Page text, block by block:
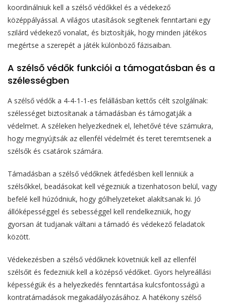
koordinálniuk kell a szélső védőkkel és a védekező
középpályással. A világos utasítások segítenek fenntartani egy
szilárd védekező vonalat, és biztosítják, hogy minden játékos
megértse a szerepét a játék különböző fázisaiban.
A szélső védők funkciói a támogatásban és a
szélességben
A szélső védők a 4-4-1-1-es felállásban kettős célt szolgálnak:
szélességet biztosítanak a támadásban és támogatják a
védelmet. A széleken helyezkednek el, lehetővé téve számukra,
hogy megnyújtsák az ellenfél védelmét és teret teremtsenek a
szélsők és csatárok számára.
Támadásban a szélső védőknek átfedésben kell lenniük a
szélsőkkel, beadásokat kell végezniük a tizenhatoson belül, vagy
befelé kell húzódniuk, hogy gólhelyzeteket alakítsanak ki. Jó
állóképességgel és sebességgel kell rendelkezniük, hogy
gyorsan át tudjanak váltani a támadó és védekező feladatok
között.
Védekezésben a szélső védőknek követniük kell az ellenfél
szélsőit és fedezniük kell a középső védőket. Gyors helyreállási
képességük és a helyezkedés fenntartása kulcsfontosságú a
kontratámadások megakadályozásához. A hatékony szélső